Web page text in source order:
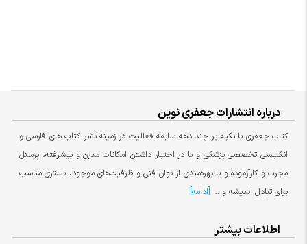
درباره انتشارات جعفری نوین
کتاب جعفری با تکیه بر چند دهه سابقه فعالیت در زمینه نشر کتاب های فارسی و
انگلیسی تخصصی پزشکی و با در اختیار داشتن امکانات مدرن و پیشرفته، پرسنل
مجرب و کارآزموده و با بهره‌مندی از توان فنی و ظرفیت‌های موجود، بستری مناسب
برای تبادل اندیشه و ... [ادامه]
اطلاعات بیشتر